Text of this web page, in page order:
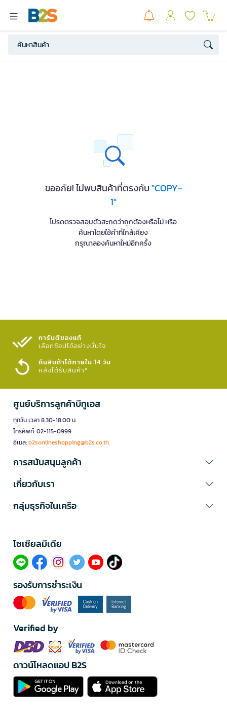
ขออภัย! ไม่พบสินค้าที่ตรงกับ"COPY-
1"
โปรดตรวจสอบตัวสะกดว่าถูกต้องหรือไม่ หรือ
ค้นหาโดยใช้คำที่ใกล้เคียง
กรุณาลองค้นหาใหม่อีกครั้ง
การันตีของแท้
เลือกช้อปได้อย่างมั่นใจ​
คืนสินค้าได้ภายใน 14 วัน
หลังได้รับสินค้า*
ศูนย์บริการลูกค้าบีทูเอส
ทุกวัน เวลา 8.30-18.00 น.
โทรศัพท์: 02-115-0999
อีเมล:b2sonlineshopping@b2s.co.th
การสนับสนุนลูกค้า
เกี่ยวกับเรา
กลุ่มธุรกิจในเครือ
โซเซียลมีเดีย​
รองรับการชำระเงิน
Verified by
ดาวน์โหลดแอป B2S